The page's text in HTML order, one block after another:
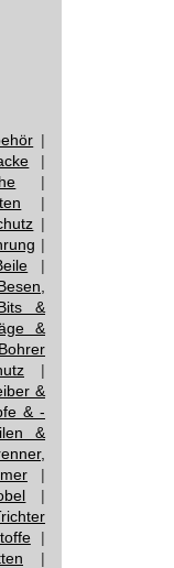
|
|
|
|
|
|
|
&
&
Bohrer
|
&
& -
&
|
|
|
|